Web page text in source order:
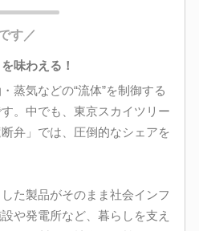
す／
味わえる！
蒸気などの“流体”を制御する
。中でも、東京スカイツリー
弁」では、圧倒的なシェアを
た製品がそのまま社会インフ
や発電所など、暮らしを支え